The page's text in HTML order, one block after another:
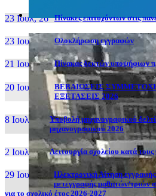
23 Ιουλ, 26 Πίνακες επιτυχόντων στις
23 Ιουλ, 26 Ολοκλήρωση εγγραφών
21 Ιουλ, 26 Πίνακας δεκτών υποψήφιων
20 Ιουλ, 26
ΒΕΒΑΙΩΣΕΙΣ
ΕΞΕΤΑΣΕΙΣ 2026
8 Ιουλ, 26
Υποβολή μηχανογραφικού
μηχανογραφικού 2026
2 Ιουλ, 26 Λειτουργία σχολείου κατά τους
29 Ιουν, 26
Ηλεκτρονική Αίτηση
μετεγγραφής μαθητών/
για το σχολικό έτος 2026-2027